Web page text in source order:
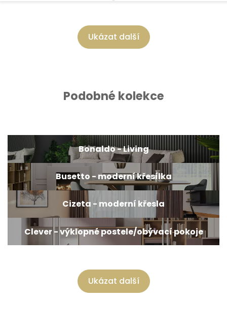
Ukázat další
Podobné kolekce
Bonaldo - Living
Busetto - moderní křesílka
Cizeta - moderní křesla
Clever - výklopné postele/obývací pokoje
Ukázat další